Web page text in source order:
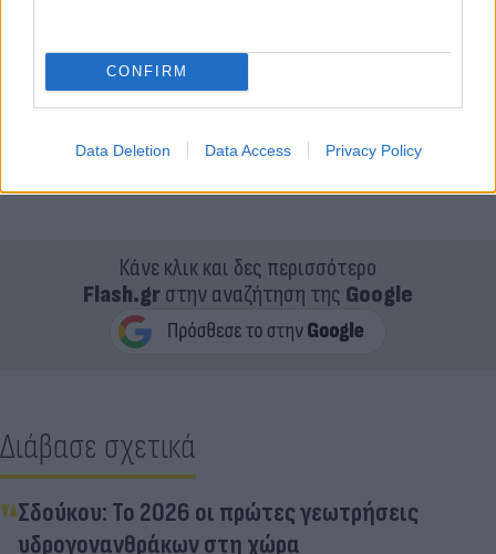
CONFIRM
Data Deletion Data Access Privacy Policy
Κάνε κλικ και δες περισσότερο
Flash.grστην αναζήτηση της Google
Διάβασε σχετικά
Σδούκου: Το 2026 οι πρώτες γεωτρήσεις
υδρογονανθράκων στη χώρα